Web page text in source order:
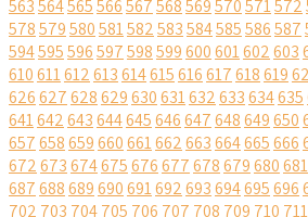
563564565566567568569570571572
578579580581582583584585586587
594595596597598599600601602603
610611612613614615616617618619
626627628629630631632633634635
641642643644645646647648649650
657658659660661662663664665666
672673674675676677678679680681
687688689690691692693694695696
702 703 704705 706 707 708 709 710 711